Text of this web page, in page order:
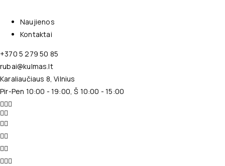
Naujienos
Kontaktai
+370 5 279 50 85
rubai@kulmas.lt
Karaliaučiaus 8, Vilnius
Pir-Pen 10:00 - 19:00, Š 10:00 - 15:00